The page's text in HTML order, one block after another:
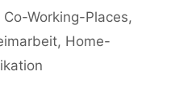
Co-Working-Places,
, Home-